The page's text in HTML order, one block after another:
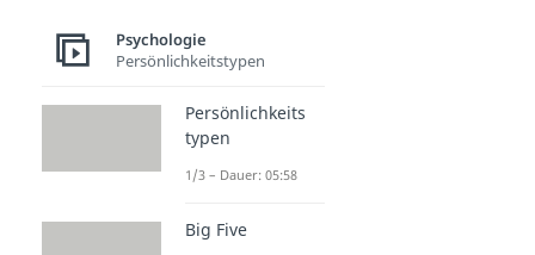
Psychologie
Persönlichkeitstypen
Persönlichkeits
typen
1/3 – Dauer: 05:58
Big Five